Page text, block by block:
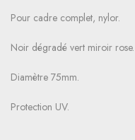
Pour cadre complet, nylor.
Noir dégradé vert miroir rose.
Diamètre 75mm.
Protection UV.